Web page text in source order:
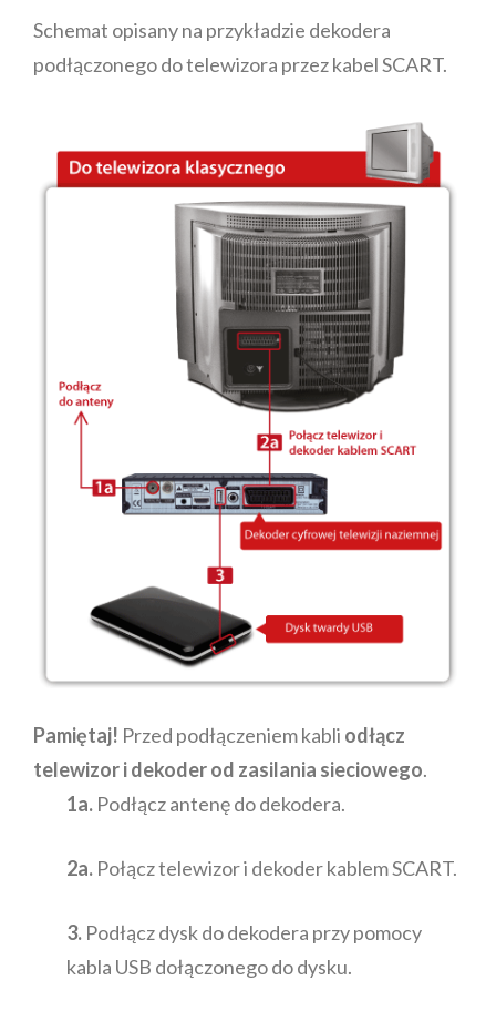
Schemat opisany na przykładzie dekodera
podłączonego do telewizora przez kabel SCART.
Pamiętaj! Przed podłączeniem kabli odłącz
telewizor i dekoder od zasilania sieciowego.
1a. Podłącz antenę do dekodera.
2a. Połącz telewizor i dekoder kablem SCART.
3. Podłącz dysk do dekodera przy pomocy
kabla USB dołączonego do dysku.